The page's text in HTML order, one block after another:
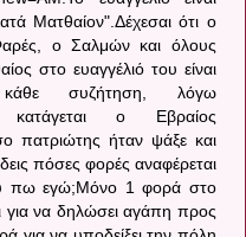
Ματθαίον".Δέχεσαι ότι ο
ο Σαλμών και όλους
στο ευαγγέλιό του είναι
κάθε συζήτηση, λόγω
κατάγεται ο Εβραίος
πατριώτης ήταν ψάξε και
πόσες φορές αναφέρεται
πω εγώ;Μόνο 1 φορά στο
να δηλώσει αγάπη προς